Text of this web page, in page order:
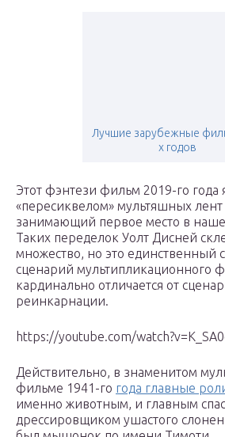
Лучшие зарубежные
х годов
Этот фэнтези фильм 2019-го года
«пересиквелом» мультяшных
занимающий первое место в
Таких переделок Уолт Дисней
множество, но это единственный
сценарий мультипликационного
кардинально отличается от
реинкарнации.
https://youtube.com/
Действительно, в знаменитом
фильме 1941-го года главные
именно животным, и главным
дрессировщиком ушастого